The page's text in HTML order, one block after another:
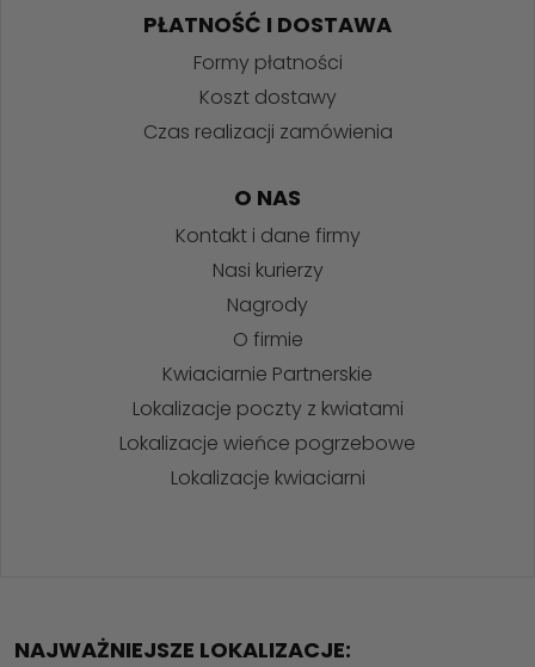
PŁATNOŚĆ I DOSTAWA
Formy płatności
Koszt dostawy
Czas realizacji zamówienia
O NAS
Kontakt i dane firmy
Nasi kurierzy
Nagrody
O firmie
Kwiaciarnie Partnerskie
Lokalizacje poczty z kwiatami
Lokalizacje wieńce pogrzebowe
Lokalizacje kwiaciarni
NAJWAŻNIEJSZE LOKALIZACJE: